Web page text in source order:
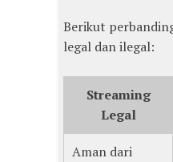
Berikut
legal dan ilegal:
Streaming
Legal
Aman dari